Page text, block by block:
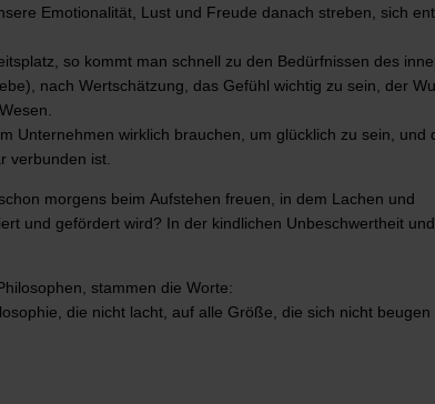
Emotionalität, Lust und Freude danach streben, sich
so kommt man schnell zu den Bedürfnissen des
nach Wertschätzung, das Gefühl wichtig zu sein, der
Unternehmen wirklich brauchen, um glücklich zu sein, und
verbunden ist.
morgens beim Aufstehen freuen, in dem Lachen und
und gefördert wird? In der kindlichen Unbeschwertheit und
stammen die Worte:
die nicht lacht, auf alle Größe, die sich nicht